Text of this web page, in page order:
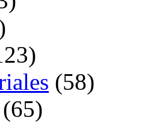
(58)
(65)